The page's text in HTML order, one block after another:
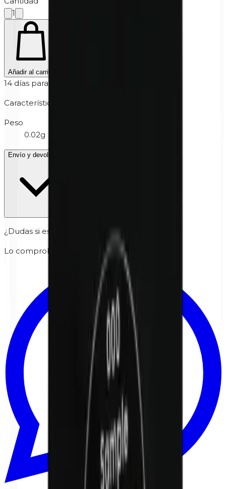
1
Añadir al carrito
14 días para devolver
Características
Peso
0.02g
Envío y devolución
¿Dudas si es seguro para tu piel?
Lo comprobamos personalmente por ti.